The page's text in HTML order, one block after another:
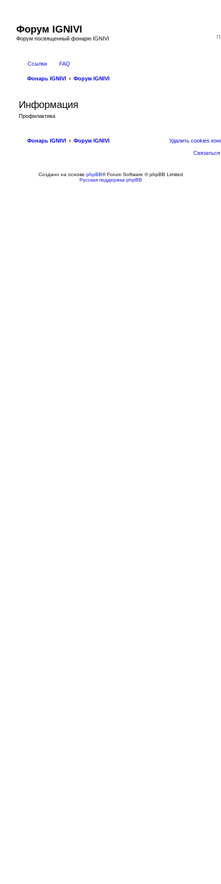
Форум IGNIVI
Форум посвященный фонарю IGNIVI
Ссылки FAQ
Фонарь IGNIVI Форум IGNIVI
Информация
Профилактика
Фонарь IGNIVI Форум IGNIVI Удалить cookies
Создано на основе phpBB® Forum Software © phpBB Limited
Русская поддержка phpBB